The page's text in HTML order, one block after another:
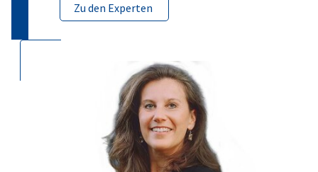
Zu den Experten